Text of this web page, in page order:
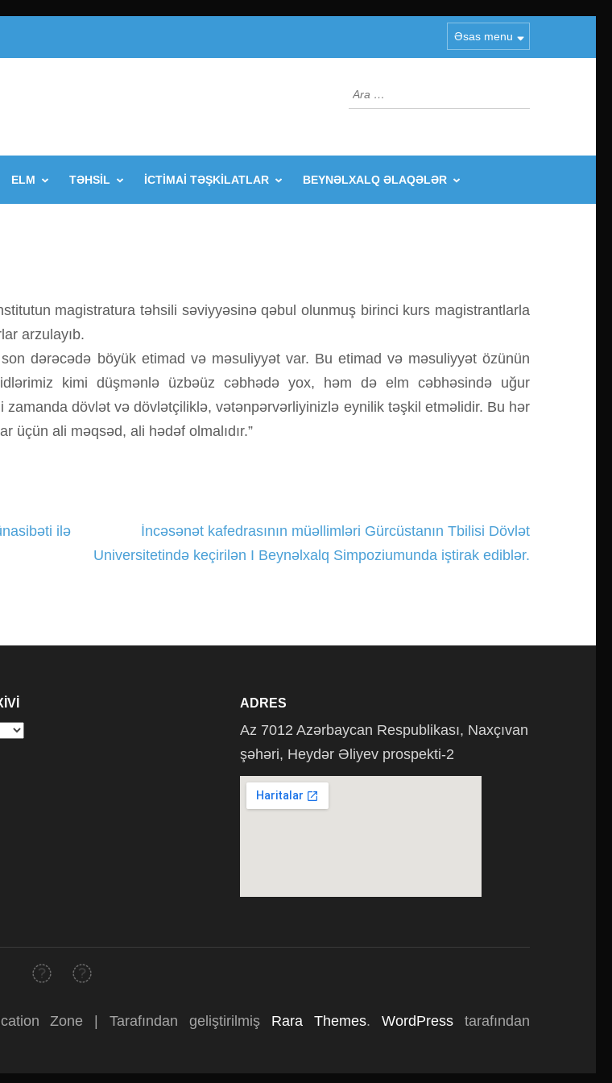
Əsas menu
Arama:
ELM TƏHSİL İCTİMAİ TƏŞKİLATLAR BEYNƏLXALQ ƏLAQƏLƏR
magistratura təhsili səviyyəsinə qəbul olunmuş birinci kurs magistrantlarla
arzulayıb.
dərəcədə böyük etimad və məsuliyyət var. Bu etimad və məsuliyyət özünün
kimi düşmənlə üzbəüz cəbhədə yox, həm də elm cəbhəsində uğur
zamanda dövlət və dövlətçiliklə, vətənpərvərliyinizlə eynilik təşkil etməlidir. Bu hər
üçün ali məqsəd, ali hədəf olmalıdır.”
ilə
İncəsənət kafedrasının müəllimləri Gürcüstanın Tbilisi Dövlət
Universitetində keçirilən I Beynəlxalq Simpoziumunda iştirak ediblər.
ADRES
Az 7012 Azərbaycan Respublikası, Naxçıvan
şəhəri, Heydər Əliyev prospekti-2
Zone | Tarafından geliştirilmiş Rara Themes.WordPress tarafından